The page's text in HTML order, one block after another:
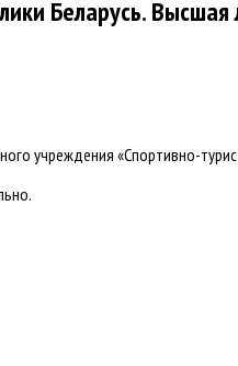
Беларусь.
учреждения «Спортивно-